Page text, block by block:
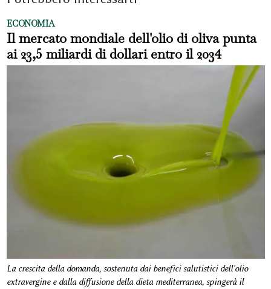
ECONOMIA
Il mercato mondiale dell'olio di oliva punta
ai 23,5 miliardi di dollari entro il 2034
La crescita della domanda, sostenuta dai benefici salutistici dell'olio
extravergine e dalla diffusione della dieta mediterranea, spingerà il